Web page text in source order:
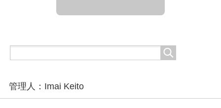
管理人：Imai Keito